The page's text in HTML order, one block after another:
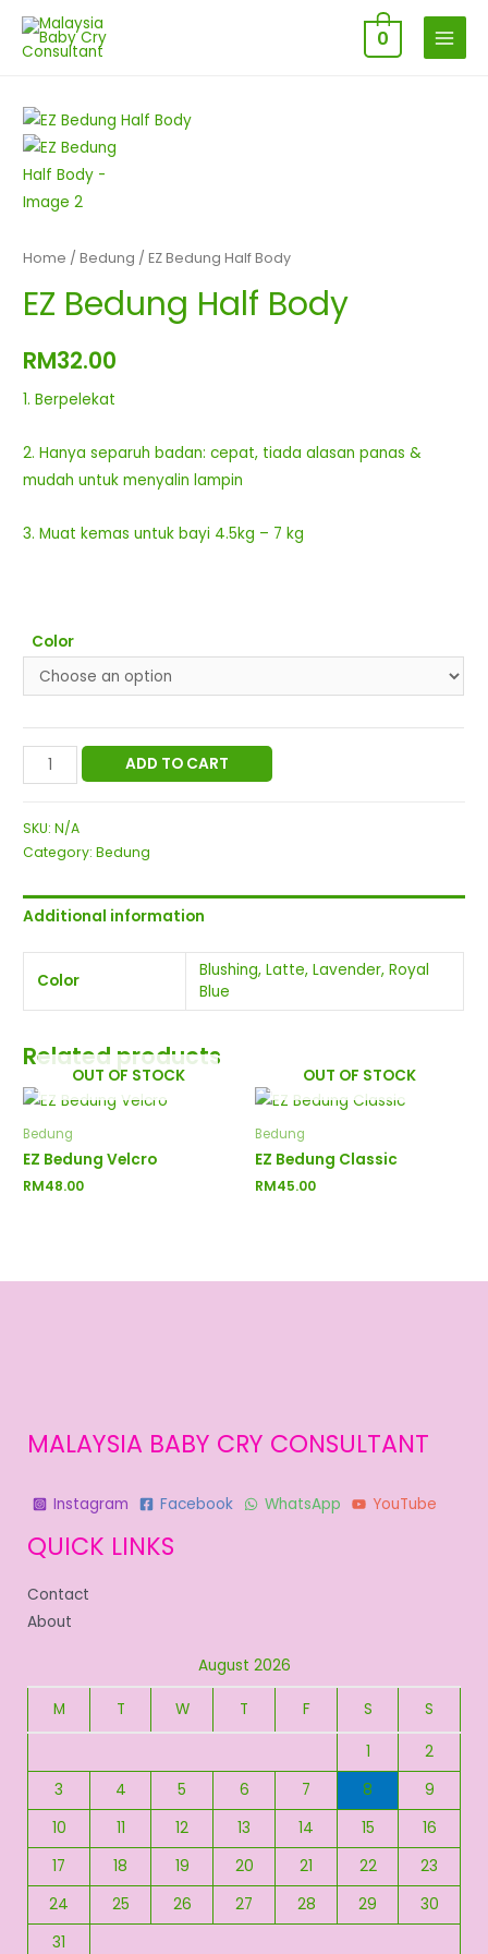
0
MAIN
Home /Bedung / EZ Bedung Half Body
EZ Bedung Half Body
RM32.00
1. Berpelekat
2. Hanya separuh badan: cepat, tiada alasan panas &
mudah untuk menyalin lampin
3. Muat kemas untuk bayi 4.5kg – 7 kg
Color
Bedung
Body
quantity
ADD TO CART
SKU:N/A
Category:Bedung
Additional information
Color
Blushing, Latte, Lavender, Royal
Blue
Related products
OUT OF STOCK
Bedung
EZ Bedung Velcro
RM48.00
OUT OF STOCK
Bedung
EZ Bedung Classic
RM45.00
MALAYSIA BABY CRY CONSULTANT
Instagram Facebook WhatsApp YouTube
QUICK LINKS
Contact
About
August 2026
M T W T F S S
1
2
3
4 5 6 7 8
9
10
11 12 13 14 15
16
17
18 19 20 21 22
23
24
25 26 27 28 29
30
31